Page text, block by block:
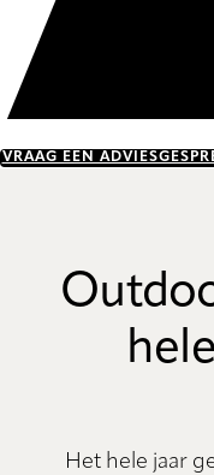
VRAAG EEN
Het hele jaar